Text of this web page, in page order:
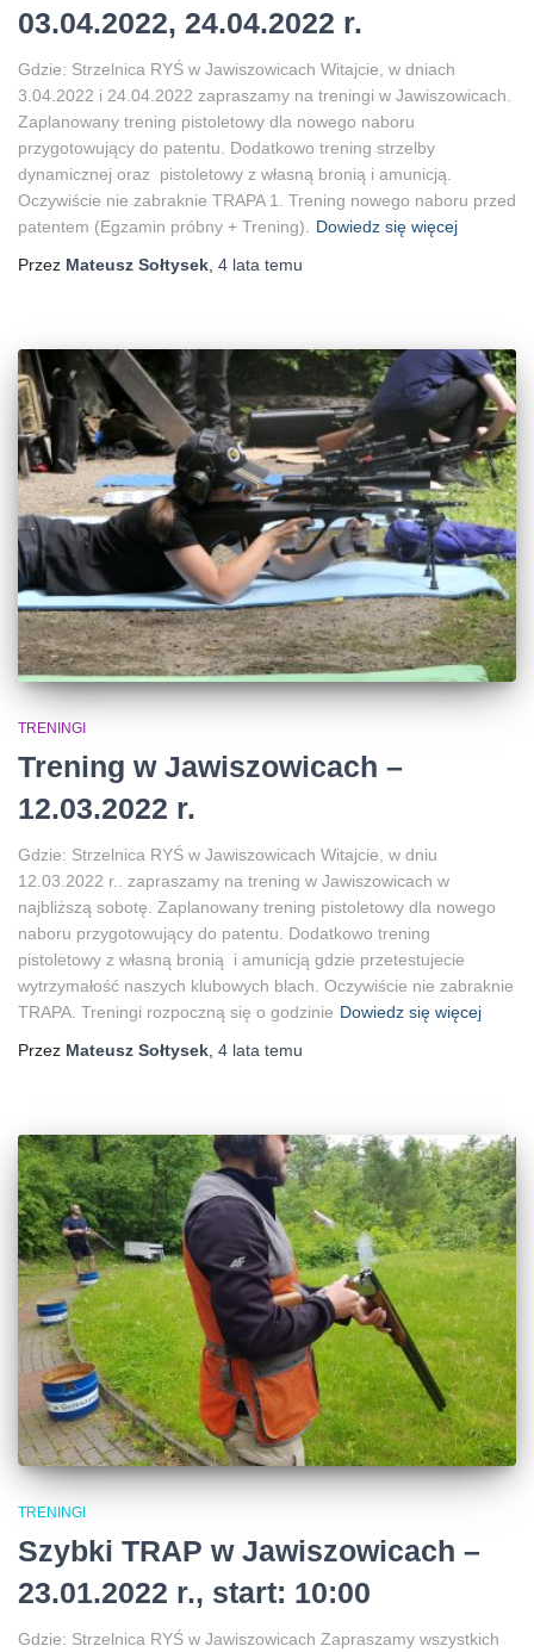
03.04.2022, 24.04.2022 r.
Gdzie: Strzelnica RYŚ w Jawiszowicach Witajcie, w dniach
3.04.2022 i 24.04.2022 zapraszamy na treningi w Jawiszowicach.
Zaplanowany trening pistoletowy dla nowego naboru
przygotowujący do patentu. Dodatkowo trening strzelby
dynamicznej oraz pistoletowy z własną bronią i amunicją.
Oczywiście nie zabraknie TRAPA 1. Trening nowego naboru przed
patentem (Egzamin próbny + Trening).
Dowiedz się więcej
Przez Mateusz Sołtysek 4 lata temu
TRENINGI
Trening w Jawiszowicach –
12.03.2022 r.
Gdzie: Strzelnica RYŚ w Jawiszowicach Witajcie, w dniu
12.03.2022 r.. zapraszamy na trening w Jawiszowicach w
najbliższą sobotę. Zaplanowany trening pistoletowy dla nowego
naboru przygotowujący do patentu. Dodatkowo trening
pistoletowy z własną bronią i amunicją gdzie przetestujecie
wytrzymałość naszych klubowych blach. Oczywiście nie zabraknie
TRAPA. Treningi rozpoczną się o godzinie Dowiedz się więcej
Przez Mateusz Sołtysek 4 lata temu
TRENINGI
Szybki TRAP w Jawiszowicach –
23.01.2022 r., start: 10:00
Gdzie: Strzelnica RYŚ w Jawiszowicach Zapraszamy wszystkich